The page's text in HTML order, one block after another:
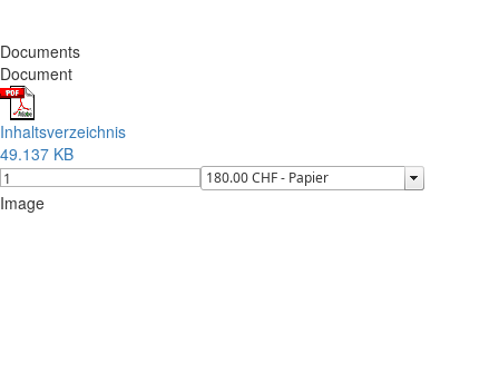
Documents
Document
Inhaltsverzeichnis
49.137 KB
Image